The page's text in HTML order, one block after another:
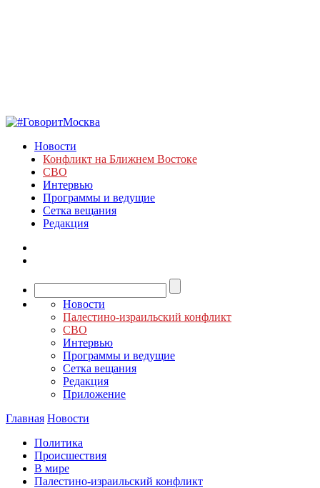
Новости
Конфликт на Ближнем Востоке
СВО
Интервью
Программы и ведущие
Сетка вещания
Редакция
Новости
Палестино-израильский конфликт
СВО
Интервью
Программы и ведущие
Сетка вещания
Редакция
Приложение
Главная Новости
Политика
Происшествия
В мире
Палестино-израильский конфликт